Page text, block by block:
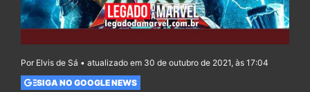
Por Elvis de Sá • atualizado em 30 de outubro de 2021, às 17:04
SIGA NO GOOGLE NEWS